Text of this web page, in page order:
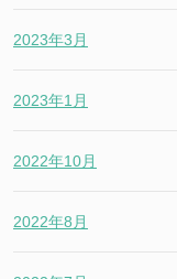
2023年3月
2023年1月
2022年10月
2022年8月